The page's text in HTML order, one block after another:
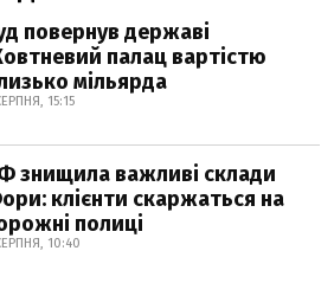
повернув державі
палац вартістю
мільярда
15:15
знищила важливі склади
клієнти скаржаться на
полиці
10:40